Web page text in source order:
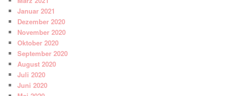
Januar 2021
Dezember 2020
November 2020
Oktober 2020
September 2020
August 2020
Juli 2020
Juni 2020